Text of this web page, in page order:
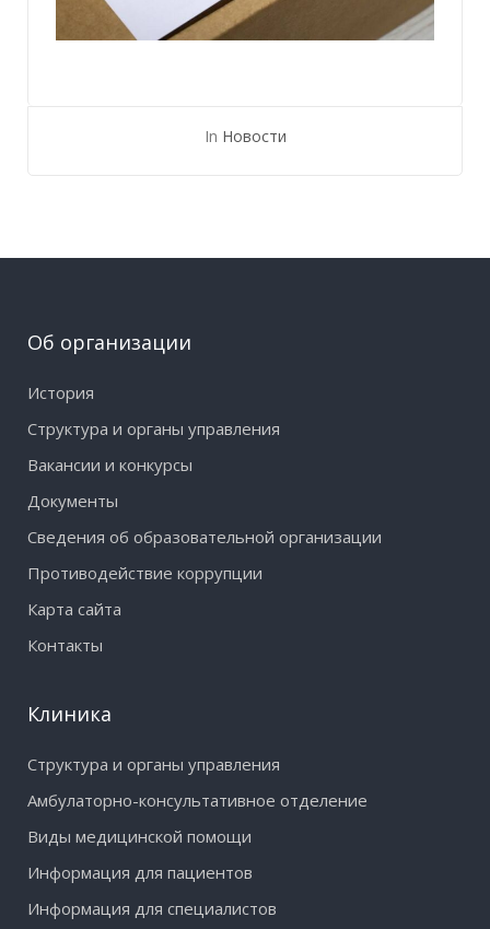
In Новости
Об организации
История
Структура и органы управления
Вакансии и конкурсы
Документы
Сведения об образовательной организации
Противодействие коррупции
Карта сайта
Контакты
Клиника
Структура и органы управления
Амбулаторно-консультативное отделение
Виды медицинской помощи
Информация для пациентов
Информация для специалистов